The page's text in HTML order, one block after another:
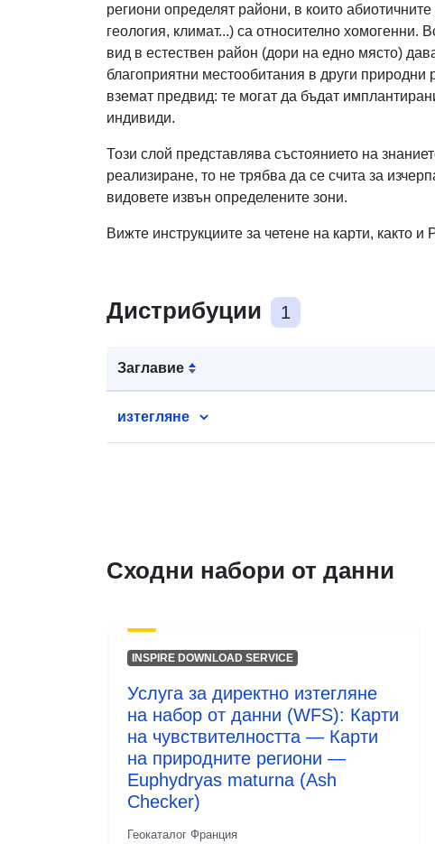
региони определят райони, в които
геология, климат...) са относително
вид в естествен район (дори на едно място)
благоприятни местообитания в други природни
вземат предвид: те могат да бъдат
индивиди.
Този слой представлява състоянието на
реализиране, то не трябва да се счита за
видовете извън определените зони.
Вижте инструкциите за четене на карти, както
Дистрибуции 1
Заглавие
изтегляне
Сходни набори от данни
INSPIRE DOWNLOAD SERVICE
Услуга за директно изтегляне
на набор от данни (WFS): Карти
на чувствителността — Карти
на природните региони —
Euphydryas maturna (Ash
Checker)
Геокаталог Франция